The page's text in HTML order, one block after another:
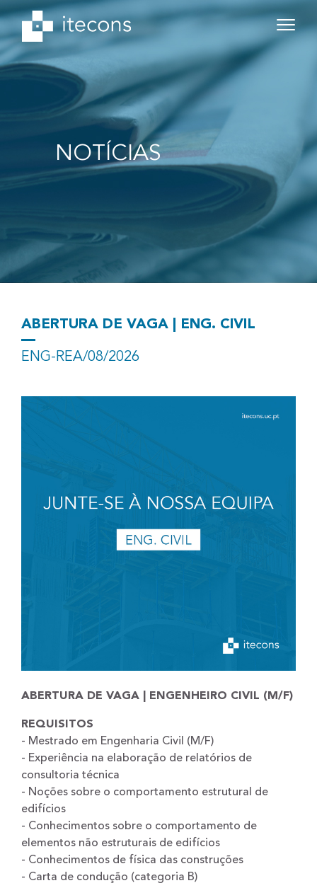
NOTÍCIAS
ABERTURA DE VAGA | ENG. CIVIL
ENG-REA/08/2026
ABERTURA DE VAGA | ENGENHEIRO CIVIL (M/F)
REQUISITOS
- Mestrado em Engenharia Civil (M/F)
- Experiência na elaboração de relatórios de
consultoria técnica
- Noções sobre o comportamento estrutural de
edifícios
- Conhecimentos sobre o comportamento de
elementos não estruturais de edifícios
- Conhecimentos de física das construções
- Carta de condução (categoria B)